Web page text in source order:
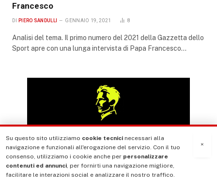
Francesco
DI PIERO SANDULLI GENNAIO 19, 2021 8
Analisi del tema. Il primo numero del 2021 della Gazzetta dello
Sport apre con una lunga intervista di Papa Francesco…
×
Su questo sito utilizziamo cookie tecnici necessari alla
navigazione e funzionali all'erogazione del servizio. Con il tuo
consenso, utilizziamo i cookie anche per personalizzare
contenuti ed annunci, per fornirti una navigazione migliore,
facilitare le interazioni social e analizzare il nostro traffico.